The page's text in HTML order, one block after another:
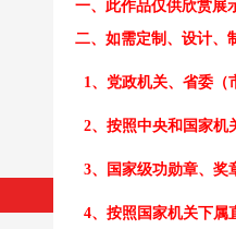
一、 此作品仅供欣赏展
二、 如需定制、设计、
1、党政机关、省委（
2、按照中央和国家机
3、国家级功勋章、奖
4、按照国家机关下属